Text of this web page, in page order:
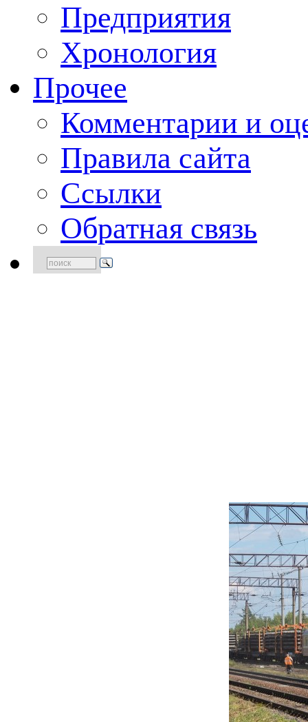
Предприятия
Хронология
Прочее
Комментарии и
Правила сайта
Ссылки
Обратная связь